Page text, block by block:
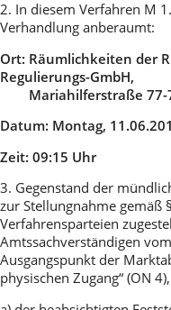
2. In diesem Verfahren M
Verhandlung anberaumt:
Ort: Räumlichkeiten der
Regulierungs-GmbH,
Mariahilferstraße 77-
Datum: Montag,
Zeit: 09:15 Uhr
3. Gegenstand der
zur Stellungnahme gemäß
Verfahrensparteien
Amtssachverständigen
Ausgangspunkt der
physischen Zugang“ (ON